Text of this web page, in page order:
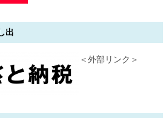
出
＜外部リンク＞